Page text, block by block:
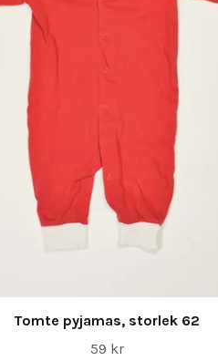
Tomte pyjamas, storlek 62
59 kr